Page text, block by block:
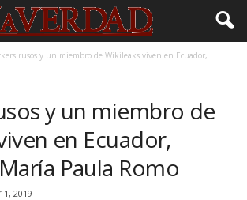
rusos y un miembro de Wikileaks viven en Ecuador,
y un miembro de
en Ecuador,
Paula Romo
2019